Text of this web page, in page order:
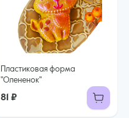
Пластиковая форма
"Олененок"
81 ₽